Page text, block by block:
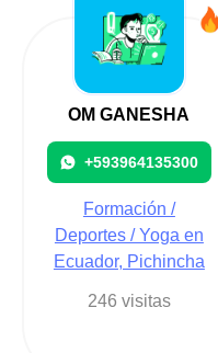
OM GANESHA
+593964135300
Formación /
Deportes / Yoga en
Ecuador, Pichincha
246 visitas